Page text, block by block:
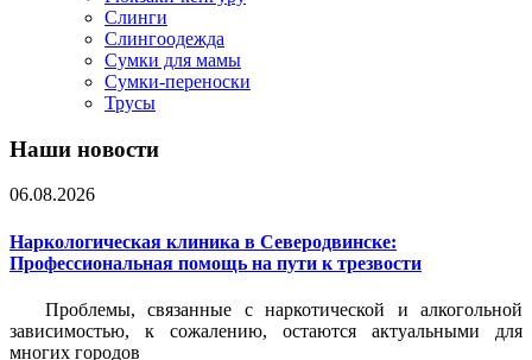
Слинги
Слингоодежда
Сумки для мамы
Сумки-переноски
Трусы
Наши новости
06.08.2026
Наркологическая клиника в Северодвинске:
Профессиональная помощь на пути к трезвости
Проблемы, связанные с наркотической и алкогольной
зависимостью, к сожалению, остаются актуальными для
многих городов